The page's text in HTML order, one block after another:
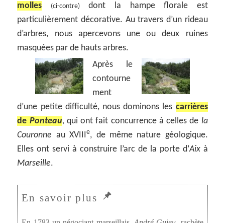
molles
(ci-contre)dont la hampe florale est
particulièrement décorative. Au travers d’un rideau
d’arbres, nous apercevons une ou deux ruines
masquées par de hauts arbres.
Après le
contourne
ment
d’une petite difficulté, nous dominons les carrières
de Ponteau, qui ont fait concurrence à celles de la
Couronne au XVIIIe, de même nature géologique.
Elles ont servi à construire l’arc de la porte d’Aixà
Marseille.